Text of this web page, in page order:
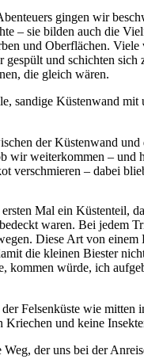
gingen wir
– sie bilden auch die
und Oberflächen.
gespült und schichten
die gleich wären.
sandige Küstenwand mit
der Küstenwand
wir weiterkommen – und
verschmieren – dabei
Mal ein Küstenteil,
waren. Bei jedem
Diese Art von
die kleinen Biester
würde, ich
Felsenküste wie
Kriechen und keine
der uns bei der